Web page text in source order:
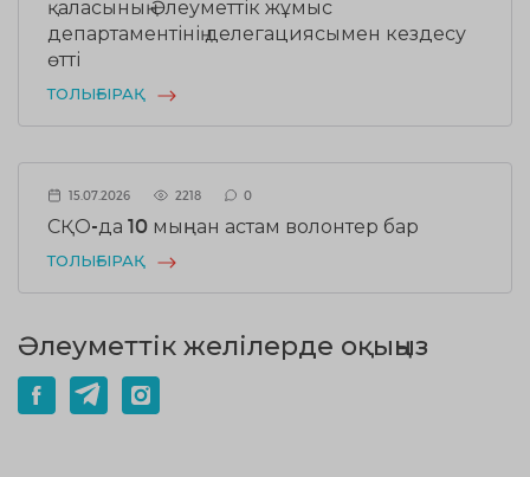
қаласының Әлеуметтік жұмыс
департаментінің делегациясымен кездесу
өтті
ТОЛЫҒЫРАҚ
15.07.2026 2218 0
СҚО-да 10 мыңнан астам волонтер бар
ТОЛЫҒЫРАҚ
Әлеуметтік желілерде оқыңыз